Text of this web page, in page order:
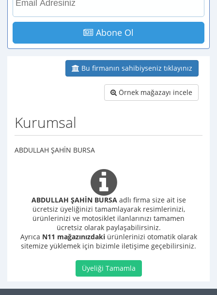
Abone Ol
Bu firmanın sahibiyseniz tıklayınız
Örnek mağazayı incele
Kurumsal
ABDULLAH ŞAHİN BURSA
ABDULLAH ŞAHİN BURSA adlı firma size ait ise
ücretsiz üyeliğinizi tamamlayarak resimlerinizi,
ürünlerinizi ve motosiklet ilanlarınızı tamamen
ücretsiz olarak paylaşabilirsiniz.
Ayrıca N11 mağazınızdakiürünlerinizi otomatik olarak
sitemize yüklemek için bizimle iletişime geçebilirsiniz.
Üyeliği Tamamla